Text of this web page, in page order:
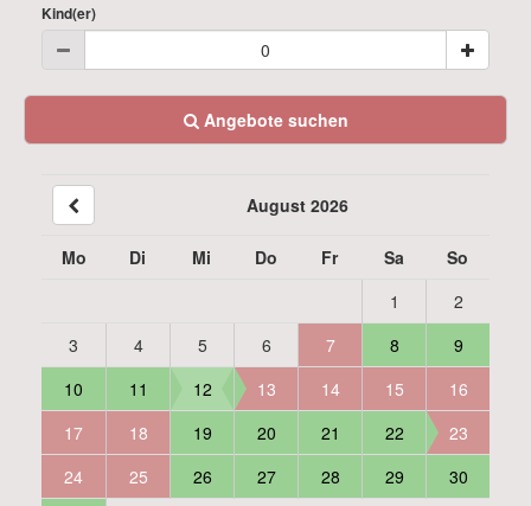
Kind(er)
Angebote suchen
August 2026
Mo Di Mi Do Fr Sa
So
1
2
3
4 5 6 7 8
9
10
11 12 13 14 15
16
17
18 19 20 21 22
23
24
25 26 27 28 29
30